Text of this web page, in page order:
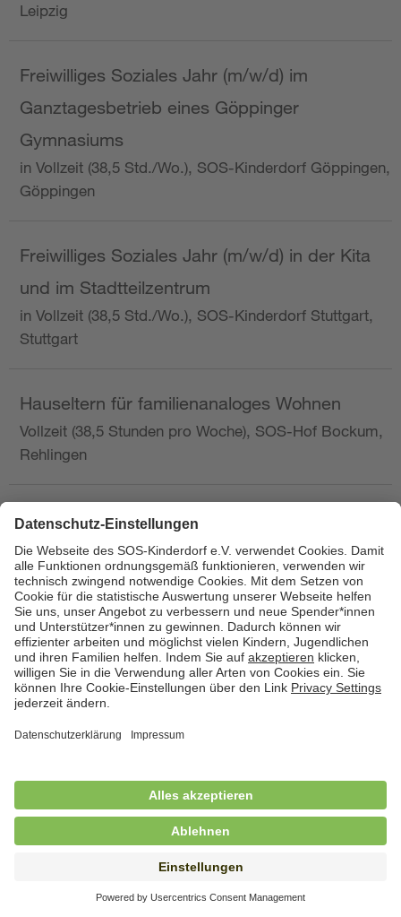
Leipzig
Freiwilliges Soziales Jahr (m/w/d) im
Ganztagesbetrieb eines Göppinger
Gymnasiums
in Vollzeit (38,5 Std./Wo.), SOS-Kinderdorf Göppingen,
Göppingen
Freiwilliges Soziales Jahr (m/w/d) in der Kita
und im Stadtteilzentrum
in Vollzeit (38,5 Std./Wo.), SOS-Kinderdorf Stuttgart,
Stuttgart
Hauseltern für familienanaloges Wohnen
Vollzeit (38,5 Stunden pro Woche), SOS-Hof Bockum,
Rehlingen
Hauswirtschafterin / Köchin (m/w/d) als
Ausbilderin (m/w/d) im Bereich
Nahrungszubereitung
in Vollzeit (38,5 Std./Wo.), SOS-Kinderdorf
Saarbrücken, Saarbrücken
Hauswirtschaftskraft (m/w/d)
in Teilzeit (mind. 20 - max. 30 Std./.Wo.), SOS-
Hauswirtschaftskraft (m/w/d)
in unbefristeter Anstellung, Teilzeit (20 Std./Wo.), SOS-
Kinderdorf Dortmund, Hagen